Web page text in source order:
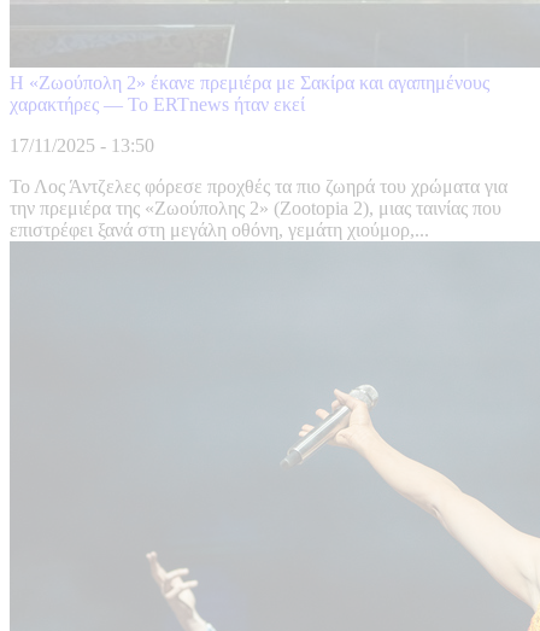
Η «Ζωούπολη 2» έκανε πρεμιέρα με Σακίρα και αγαπημένους
χαρακτήρες — Το ERTnews ήταν εκεί
17/11/2025 - 13:50
Το Λος Άντζελες φόρεσε προχθές τα πιο ζωηρά του χρώματα για
την πρεμιέρα της «Ζωούπολης 2» (Zootopia 2), μιας ταινίας που
επιστρέφει ξανά στη μεγάλη οθόνη, γεμάτη χιούμορ,...